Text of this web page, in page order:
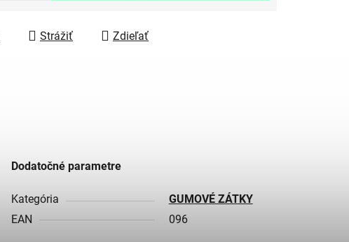
Strážiť Zdieľať
Dodatočné parametre
Kategória
GUMOVÉ ZÁTKY
EAN
096